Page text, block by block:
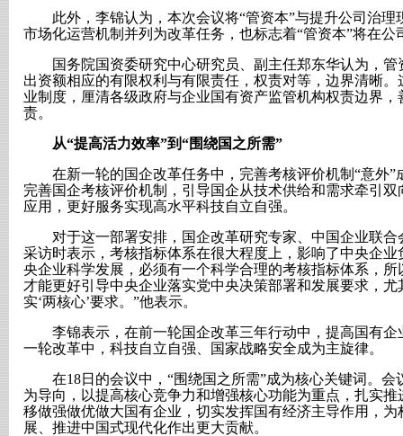
此外，李锦认为，本次会议将“管资本”与提升公司治理
市场化运营机制并列为改革任务，也标志着“管资本”将在
国务院国资委研究中心研究员、副主任郑东华认为，管
出资额相应的有限权利与有限责任，权责对等，边界清晰
业制度，厘清各级政府与企业国有资产监管机构权责边界
责。
从“提高活力效率”到“围绕国之所需”
在新一轮的国企改革任务中，完善考核评价机制“意外”
完善国企考核评价机制，引导国企从技术供给和需求牵引
应用，更好服务实现高水平科技自立自强。
对于这一部署安排，国企改革研究专家、中国企业联合
采访时表示，考核指标体系在很大程度上，影响了中央企
央企业科学发展，必须有一个科学合理的考核指标体系，
才能更好引导中央企业落实党中央决策部署和发展要求，
实‘两核心’要求。”他表示。
李锦表示，在前一轮国企改革三年行动中，提高国有企
一轮改革中，科技自立自强、国家战略安全成为主旋律。
在18日的会议中，“围绕国之所需”成为核心关键词。会
为导向，以提高核心竞争力和增强核心功能为重点，扎实
移做强做优做大国有企业，切实发挥国有经济主导作用，
展、推进中国式现代化作出更大贡献。